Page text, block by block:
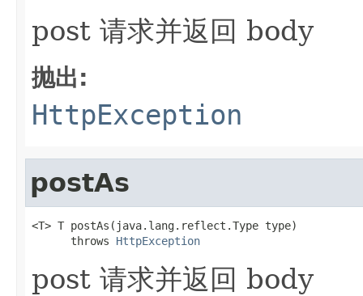
post 请求并返回 body
抛出:
HttpException
postAs
<T> T postAs(java.lang.reflect.Type type)
      throws
HttpException
post 请求并返回 body